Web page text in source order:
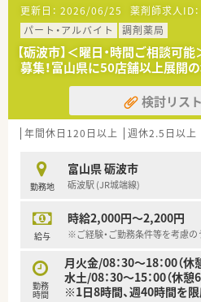
更新日： 2026/06/25 薬剤師求人ID：
パート・アルバイト
調剤薬局
【砺波市】＜曜日・時間ご相談
募集！富山県に50店舗以上展開
検討リス
年間休日120日以上 週休2.5日以上
勤務地
富山県 砺波市
砺波駅 (JR城端線)
給与
時給2,000円～2,200円
※ご経験・ご勤務条件等を考慮の
勤務
時間
月火金/08：30～18：00（休
水土/08：30～15：00（休憩
※1日8時間、週40時間を